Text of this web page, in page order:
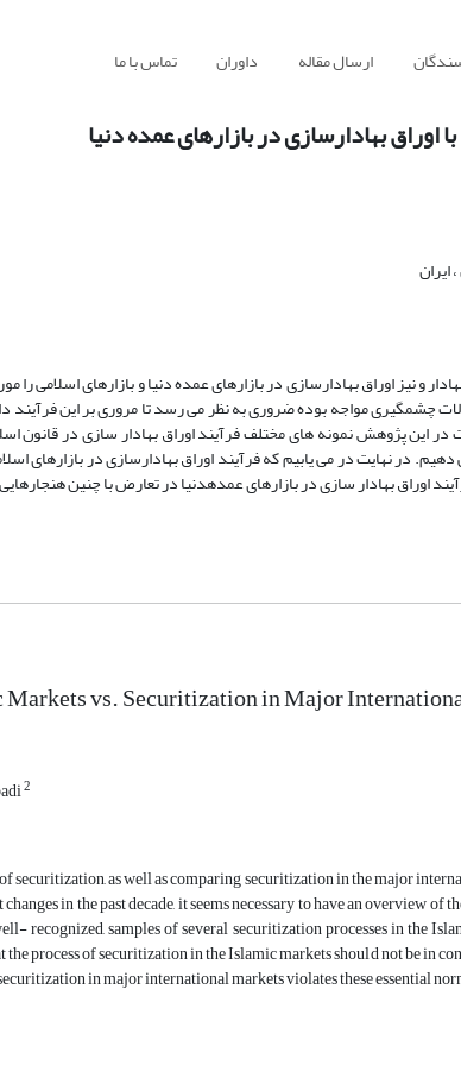
ارسال مقاله داوران تماس با ما
اوراق بهادارسازی در بازارهای عمده دنیا
و نیز اوراق بهادارسازی در بازارهای عمده دنیا و بازارهای اسلامی را
چشمگیری مواجه بوده ضروری به نظر می رسد تا مروری بر این فرآیند
پژوهش نمونه های مختلف فرآیند اوراق بهادار سازی در قانون
در نهایت در می یابیم که فرآیند اوراق بهادارسازی در بازارهای
اوراق بهادار سازی در بازارهای عمدهدنیا در تعارض با چنین
vs. Securitization in Major
2
securitization, as well as comparing securitization in the major
in the past decade, it seems necessary to have an overview
recognized, samples of several securitization processes in the
process of securitization in the Islamic markets should not be in
in major international markets violates these essential